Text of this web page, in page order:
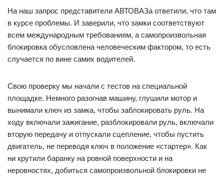
На наш запрос представители АВТОВАЗа ответили, что там
в курсе проблемы. И заверили, что замки соответствуют
всем международным требованиям, а самопроизвольная
блокировка обусловлена человеческим фактором, то есть
случается по вине самих водителей.
Свою проверку мы начали с тестов на специальной
площадке. Немного разогнав машину, глушили мотор и
вынимали ключ из замка, чтобы заблокировать руль. На
ходу включали зажигание, разблокировали руль, включали
вторую передачу и отпускали сцепление, чтобы пустить
двигатель, не переводя ключ в положение «стартер». Как
ни крутили баранку на ровной поверхности и на
неровностях, добиться самопроизвольной блокировки не